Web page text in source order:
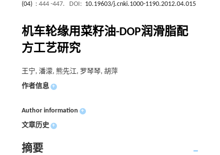
(04) : 444 -447. DOI: 10.19603/j.cnki.1000-1190.2012.04.015
机车轮缘用菜籽油-DOP润滑脂配
方工艺研究
王宁, 潘濛, 熊先江, 罗琴琴, 胡萍
作者信息 +
Author information +
文章历史 +
摘要